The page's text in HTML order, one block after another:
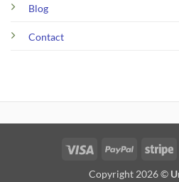
Blog
Contact
Visa PayPal
Copyright 2026 ©